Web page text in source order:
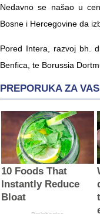
Nedavno se našao u
Bosne i Hercegovine da
Pored Intera, razvoj bh.
Benfica, te Borussia